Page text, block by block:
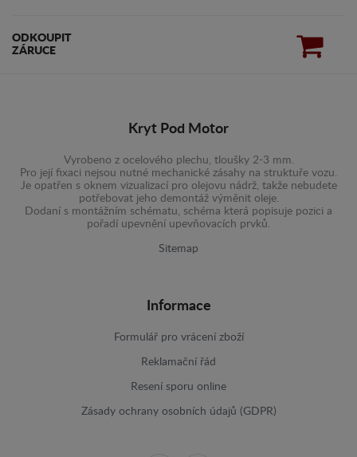
ODKOUPIT
ZÁRUCE
Kryt Pod Motor
Vyrobeno z ocelového plechu, tloušky 2-3 mm.
Pro její fixaci nejsou nutné mechanické zásahy na struktuře vozu.
Je opatřen s oknem vizualizací pro olejovu nádrž, takže nebudete
potřebovat jeho demontáž výměnit oleje.
Dodaní s montážním schématu, schéma která popisuje pozici a
pořadí upevnění upevňovacích prvků.
Sitemap
Informace
Formulář pro vrácení zboží
Reklamační řád
Resení sporu online
Zásady ochrany osobních údajů (GDPR)